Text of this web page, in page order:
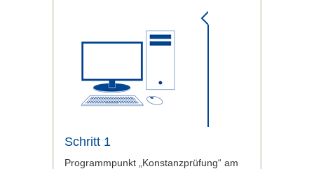
Schritt 1
Programmpunkt „Konstanzprüfung“ am